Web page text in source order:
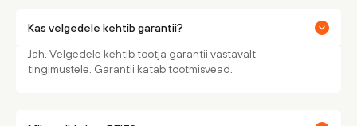
Kas velgedele kehtib garantii?
Jah. Velgedele kehtib tootja garantii vastavalt
tingimustele. Garantii katab tootmisvead.